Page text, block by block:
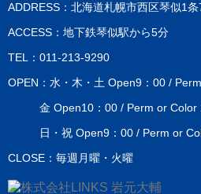
ADDRESS：北海道札幌市西区琴似1
ACCESS：地下鉄琴似駅から5分
TEL：011-213-9290
OPEN：水・木・土 Open9：00 /
金 Open10：00 / Perm or
日・祝 Open9：00 / Perm or
CLOSE：毎週月曜・火曜